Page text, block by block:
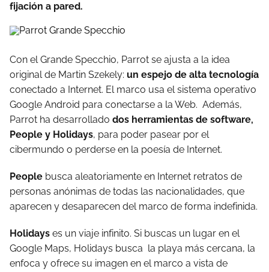
fijación a pared.
Con el Grande Specchio, Parrot se ajusta a la idea
original de Martin Szekely: un espejo de alta tecnología
conectado a Internet. El marco usa el sistema operativo
Google Android para conectarse a la Web. Además,
Parrot ha desarrollado dos herramientas de software,
People y Holidays, para poder pasear por el
cibermundo o perderse en la poesía de Internet.
People busca aleatoriamente en Internet retratos de
personas anónimas de todas las nacionalidades, que
aparecen y desaparecen del marco de forma indefinida.
Holidays es un viaje infinito. Si buscas un lugar en el
Google Maps, Holidays busca la playa más cercana, la
enfoca y ofrece su imagen en el marco a vista de